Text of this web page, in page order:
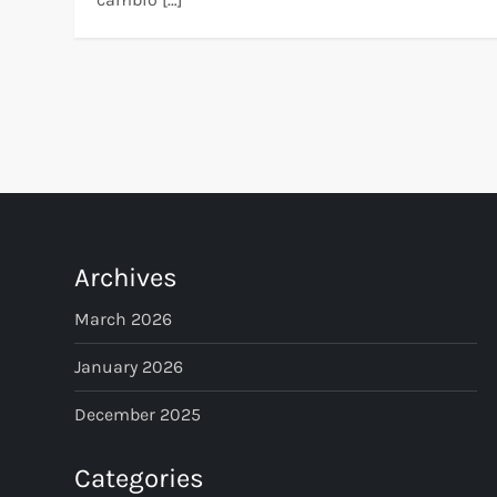
t
s
p
a
g
Archives
March 2026
January 2026
December 2025
Categories